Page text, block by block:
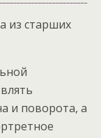
из старших
и поворота, а